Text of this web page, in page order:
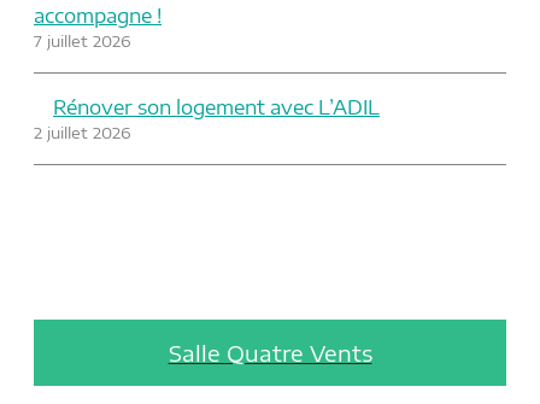
accompagne !
7 juillet 2026
Rénover son logement avec L’ADIL
2 juillet 2026
Salle Quatre Vents